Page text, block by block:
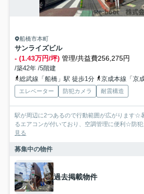
船橋市本町
サンライズビル
- (1.43万円/坪) 管理/共益費256,275円
/築42年 /5階建
総武線「船橋」駅 徒歩1分
京成本線「京
エレベーター 防犯カメラ 耐震構造
駅が周辺に2つあるので行動範囲が広がります☆
るエアコンが付いており、空調管理に便利☆防
見る
募集中の物件
過去掲載物件